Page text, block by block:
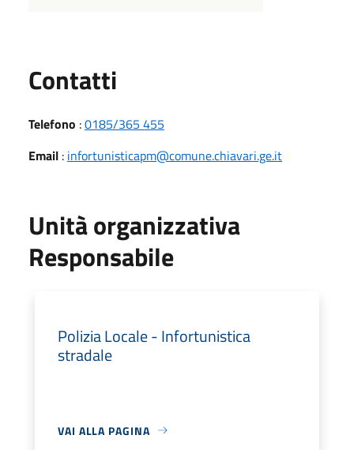
Contatti
Telefono :0185/365 455
Email : infortunisticapm@comune.chiavari.ge.it
Unità organizzativa
Responsabile
Polizia Locale - Infortunistica
stradale
VAI ALLA PAGINA